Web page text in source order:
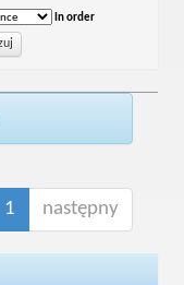
In order
1 następny